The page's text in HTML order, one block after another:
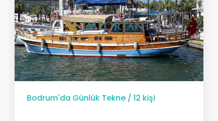
Bodrum'da Günlük Tekne / 12 kişi